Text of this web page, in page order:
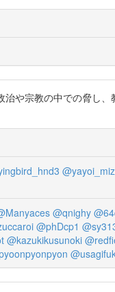
や宗教の中での脅し、
@qnighy
@phDcp1
@kazukikusunoki